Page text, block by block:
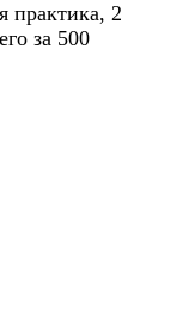
практика, 2
за 500